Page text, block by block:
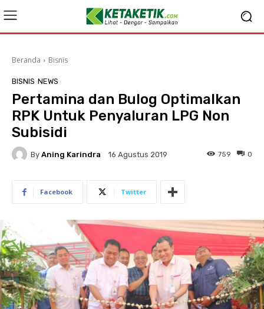
Beranda Bisnis
BISNIS NEWS
Pertamina dan Bulog Optimalkan
RPK Untuk Penyaluran LPG Non
Subisidi
By Aning Karindra 16 Agustus 2019 0
759
Facebook Twitter